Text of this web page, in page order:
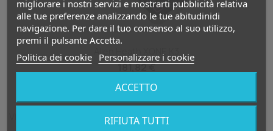
Allen Heath XONE K3
181,82 €
Visualizzati 1-1 su 1 articoli
migliorare i nostri servizi e mostrarti pubblicità relativa
alle tue preferenze analizzando le tue abitudinidi
navigazione. Per dare il tuo consenso al suo utilizzo,
premi il pulsante Accetta.
Politica dei cookie
Personalizzare i cookie
RIFIUTA TUTTI
ACCETTO